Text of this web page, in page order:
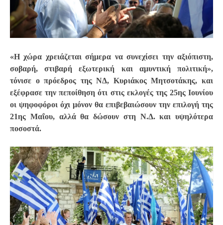
«Η χώρα χρειάζεται σήμερα να συνεχίσει την αξιόπιστη,
σοβαρή, στιβαρή εξωτερική και αμυντική πολιτική»,
τόνισε ο πρόεδρος της ΝΔ, Κυριάκος Μητσοτάκης, και
εξέφρασε την πεποίθηση ότι στις εκλογές της 25ης Ιουνίου
οι ψηφοφόροι όχι μόνον θα επιβεβαιώσουν την επιλογή της
21ης Μαΐου, αλλά θα δώσουν στη Ν.Δ. και υψηλότερα
ποσοστά.